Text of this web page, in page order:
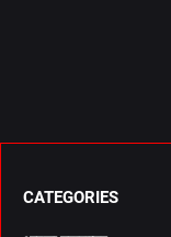
CATEGORIES